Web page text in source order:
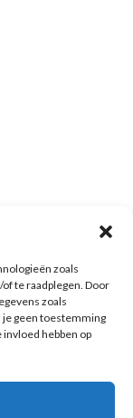
zoals
te raadplegen. Door
zoals
je geen toestemming
hebben op